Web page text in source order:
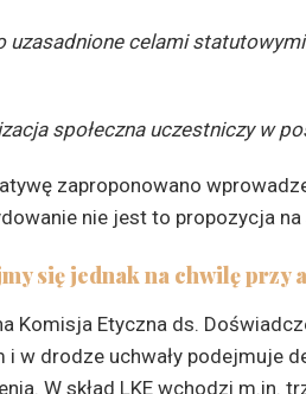
uzasadnione celami
społeczna uczestniczy w
zaproponowano
nie jest to propozycja
się jednak na chwilę przy
Komisja Etyczna ds.
i w drodze uchwały podejmuje
W skład LKE wchodzi m.in.